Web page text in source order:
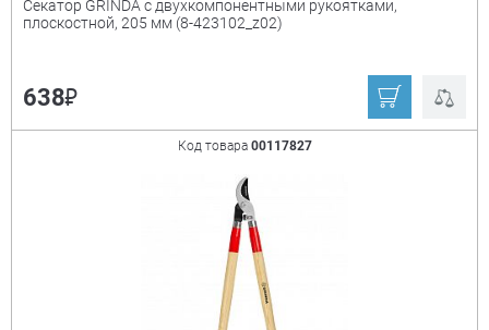
Секатор GRINDA с двухкомпонентными рукоятками,
плоскостной, 205 мм (8-423102_z02)
638₽
Код товара 00117827